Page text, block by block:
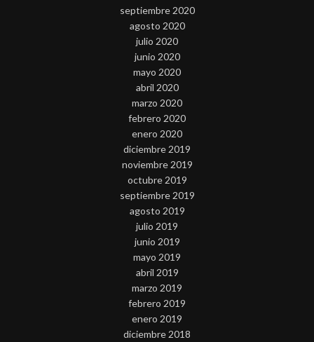
septiembre 2020
agosto 2020
julio 2020
junio 2020
mayo 2020
abril 2020
marzo 2020
febrero 2020
enero 2020
diciembre 2019
noviembre 2019
octubre 2019
septiembre 2019
agosto 2019
julio 2019
junio 2019
mayo 2019
abril 2019
marzo 2019
febrero 2019
enero 2019
diciembre 2018